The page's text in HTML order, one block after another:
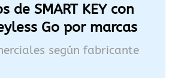
de SMART KEY con
Go por marcas
según fabricante